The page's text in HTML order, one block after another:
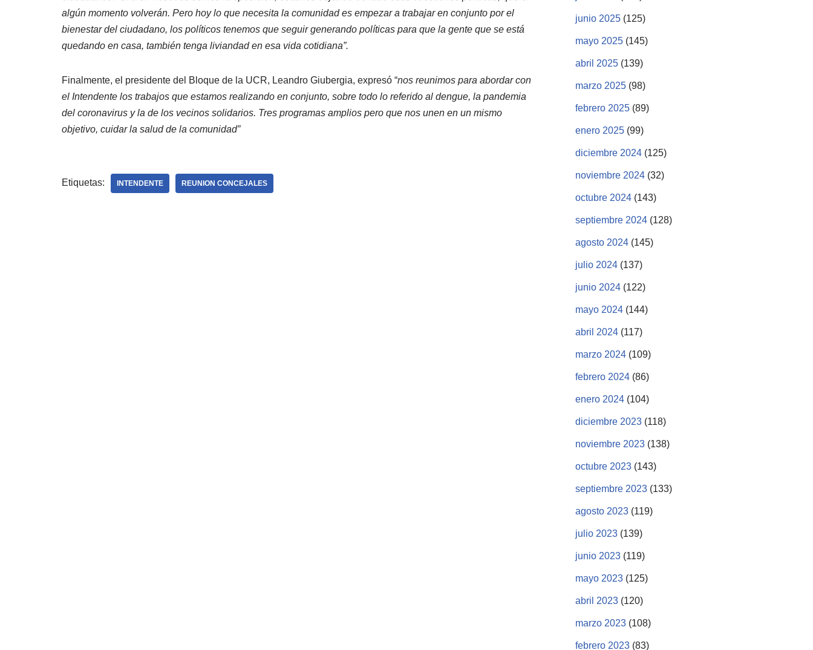
algún momento volverán. Pero hoy lo que necesita la comunidad es empezar a trabajar en conjunto por el
bienestar del ciudadano, los políticos tenemos que seguir generando políticas para que la gente que se está
quedando en casa, también tenga liviandad en esa vida cotidiana”.
Finalmente, el presidente del Bloque de la UCR, Leandro Giubergia, expresó “nos reunimos para abordar con
el Intendente los trabajos que estamos realizando en conjunto, sobre todo lo referido al dengue, la pandemia
del coronavirus y la de los vecinos solidarios. Tres programas amplios pero que nos unen en un mismo
objetivo, cuidar la salud de la comunidad”
Etiquetas: INTENDENTE REUNION CONCEJALES
junio 2025 (125)
mayo 2025 (145)
abril 2025 (139)
marzo 2025 (98)
febrero 2025 (89)
enero 2025 (99)
diciembre 2024 (125)
noviembre 2024 (32)
octubre 2024 (143)
septiembre 2024 (128)
agosto 2024 (145)
julio 2024 (137)
junio 2024 (122)
mayo 2024 (144)
abril 2024 (117)
marzo 2024 (109)
febrero 2024 (86)
enero 2024 (104)
diciembre 2023 (118)
noviembre 2023 (138)
octubre 2023 (143)
septiembre 2023 (133)
agosto 2023 (119)
julio 2023 (139)
junio 2023 (119)
mayo 2023 (125)
abril 2023 (120)
marzo 2023 (108)
febrero 2023 (83)